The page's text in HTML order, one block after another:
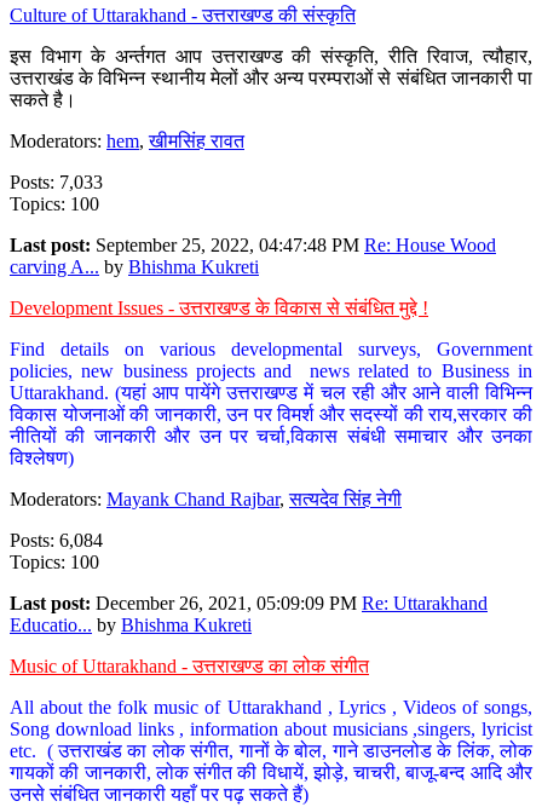
Culture of Uttarakhand - उत्तराखण्ड की संस्कृति
इस विभाग के अर्न्तगत आप उत्तराखण्ड की संस्कृति, रीति रिवाज, त्यौहार,
उत्तराखंड के विभिन्न स्थानीय मेलों और अन्य परम्पराओं से संबंधित जानकारी पा
सकते है।
Moderators: hem,खीमसिंह रावत
Posts: 7,033
Topics: 100
Last post: September 25, 2022, 04:47:48 PM Re: House Wood
carving A... by Bhishma Kukreti
Development Issues - उत्तराखण्ड के विकास से संबंधित मुद्दे !
Find details on various developmental surveys, Government
policies, new business projects and news related to Business in
Uttarakhand. (यहां आप पायेंगे उत्तराखण्ड में चल रही और आने वाली विभिन्न
विकास योजनाओं की जानकारी, उन पर विमर्श और सदस्यों की राय,सरकार की
नीतियों की जानकारी और उन पर चर्चा,विकास संबंधी समाचार और उनका
विश्लेषण)
Moderators: Mayank Chand Rajbar,सत्यदेव सिंह नेगी
Posts: 6,084
Topics: 100
Last post: December 26, 2021, 05:09:09 PM Re: Uttarakhand
Educatio... by Bhishma Kukreti
Music of Uttarakhand - उत्तराखण्ड का लोक संगीत
All about the folk music of Uttarakhand , Lyrics , Videos of songs,
Song download links , information about musicians ,singers, lyricist
etc. ( उत्तराखंड का लोक संगीत, गानों के बोल, गाने डाउनलोड के लिंक, लोक
गायकों की जानकारी, लोक संगीत की विधायें, झोड़े, चाचरी, बाजू-बन्द आदि और
उनसे संबंधित जानकारी यहाँ पर पढ़ सकते हैं)